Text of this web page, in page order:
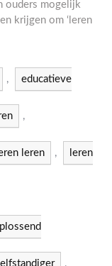
ouders mogelijk
krijgen om ‘leren
, educatieve
,
leren , leren
,